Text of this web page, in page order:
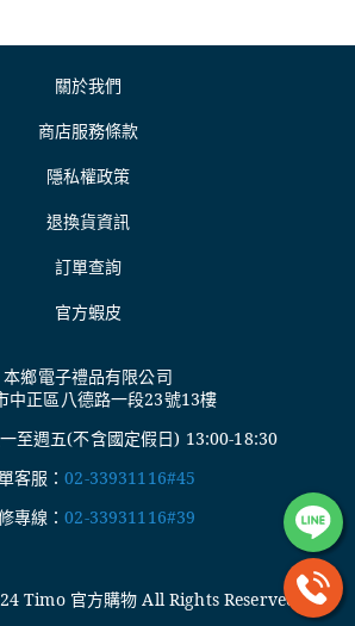
關於我們
商店服務條款
隱私權政策
退換貨資訊
訂單查詢
官方蝦皮
本鄉電子禮品有限公司
中正區八德路一段23號13樓
至週五(不含國定假日) 13:00-18:30
客服：02-33931116#45
專線：02-33931116#39
Timo 官方購物 All Rights Reserved.